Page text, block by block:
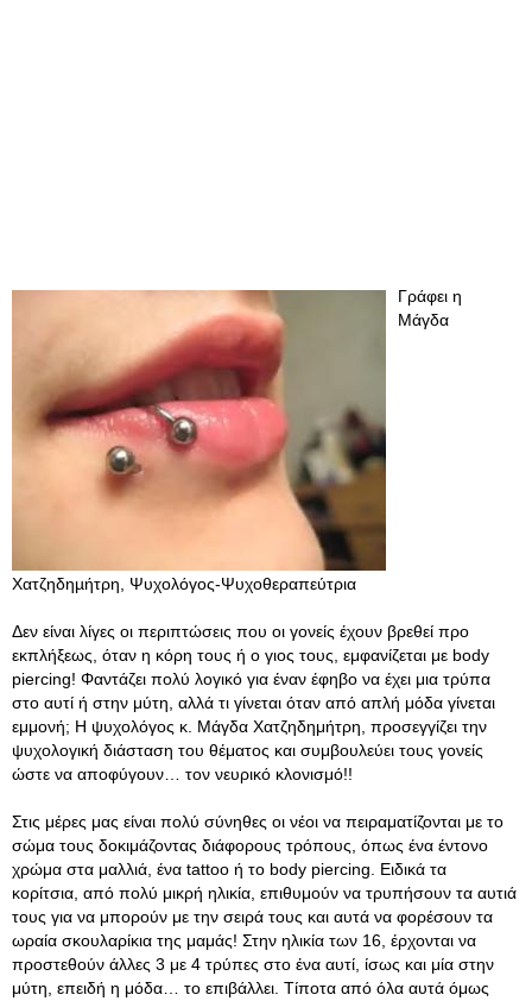
Γράφει η
Μάγδα
Χατζηδηµήτρη, Ψυχολόγος-Ψυχοθεραπεύτρια
Δεν είναι λίγες οι περιπτώσεις που οι γονείς έχουν βρεθεί προ
εκπλήξεως, όταν η κόρη τους ή ο γιος τους, εμφανίζεται με body
piercing! Φαντάζει πολύ λογικό για έναν έφηβο να έχει μια τρύπα
στο αυτί ή στην μύτη, αλλά τι γίνεται όταν από απλή μόδα γίνεται
εμμονή; Η ψυχολόγος κ. Μάγδα Χατζηδημήτρη, προσεγγίζει την
ψυχολογική διάσταση του θέματος και συμβουλεύει τους γονείς
ώστε να αποφύγουν… τον νευρικό κλονισμό!!
Στις μέρες μας είναι πολύ σύνηθες οι νέοι να πειραματίζονται με το
σώμα τους δοκιμάζοντας διάφορους τρόπους, όπως ένα έντονο
χρώμα στα μαλλιά, ένα tattoo ή το body piercing. Ειδικά τα
κορίτσια, από πολύ μικρή ηλικία, επιθυμούν να τρυπήσουν τα αυτιά
τους για να μπορούν με την σειρά τους και αυτά να φορέσουν τα
ωραία σκουλαρίκια της μαμάς! Στην ηλικία των 16, έρχονται να
προστεθούν άλλες 3 με 4 τρύπες στο ένα αυτί, ίσως και μία στην
μύτη, επειδή η μόδα… το επιβάλλει . Τίποτα από όλα αυτά όμως